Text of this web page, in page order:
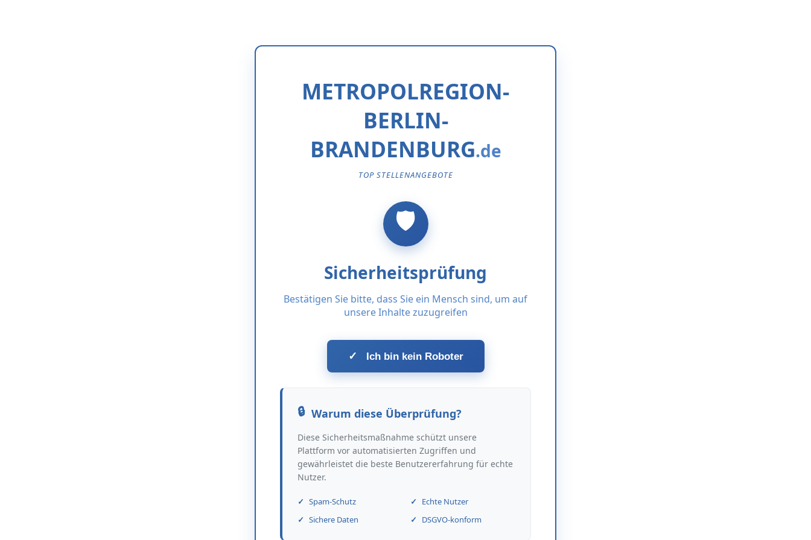
METROPOLREGION-
BERLIN-
BRANDENBURG
TOP STELLENANGEBOTE
Sicherheitsprüfung
Bestätigen Sie bitte, dass Sie ein Mensch sind, um auf
unsere Inhalte zuzugreifen
✓ Ich bin kein Roboter
Warum diese Überprüfung?
Diese Sicherheitsmaßnahme schützt unsere
Plattform vor automatisierten Zugriffen und
gewährleistet die beste Benutzererfahrung für echte
Nutzer.
Spam-Schutz
Echte Nutzer
Sichere Daten
DSGVO-konform